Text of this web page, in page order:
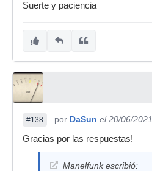
Suerte y paciencia
#138 por DaSun el 20/06/2021
Gracias por las respuestas!
Manelfunk escribió: